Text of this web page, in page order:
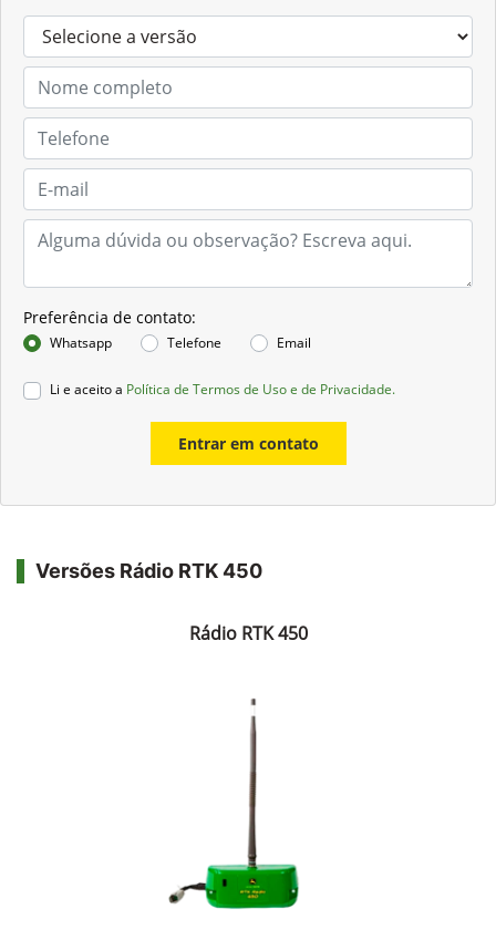
Preferência de contato:
Whatsapp Telefone Email
Li e aceito a Política de Termos de Uso e de Privacidade.
Entrar em contato
Versões Rádio RTK 450
Rádio RTK 450